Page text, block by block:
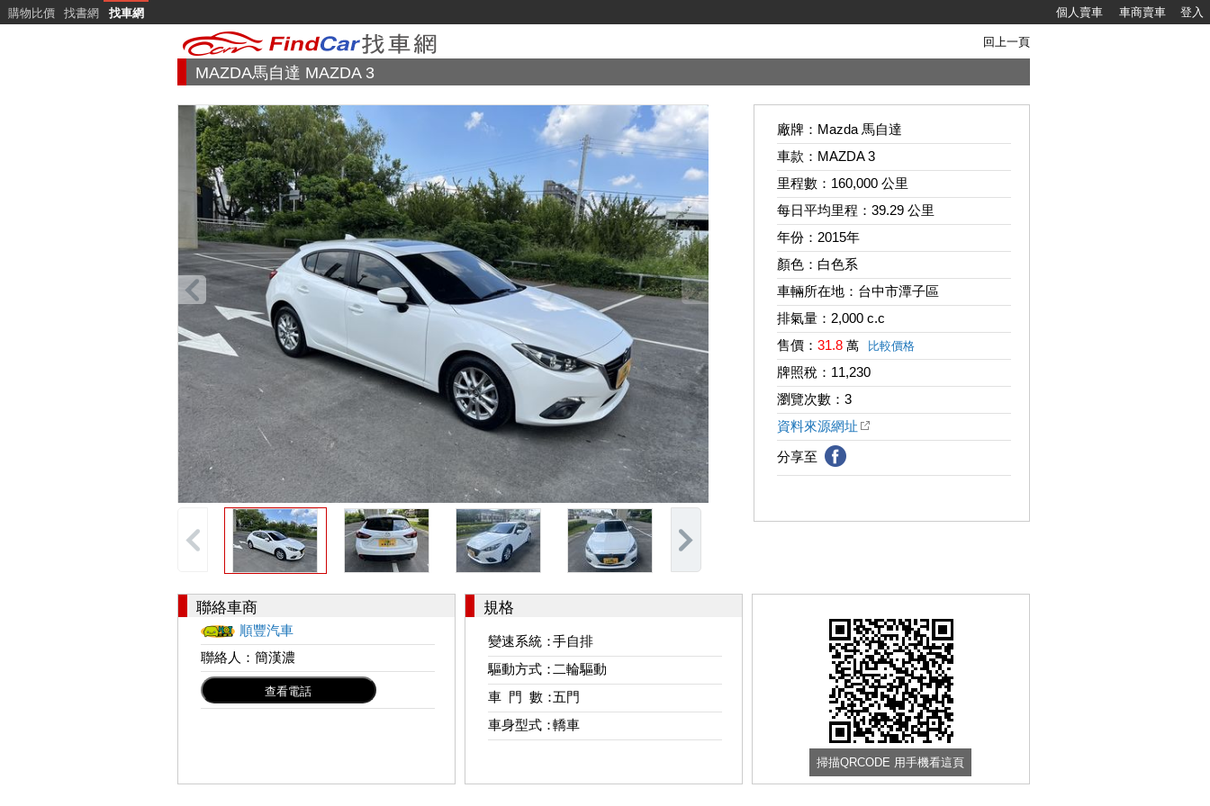
購物比價 找書網 找車網 個人賣車 車商賣車 登入
回上一頁
MAZDA馬自達 MAZDA 3
廠牌： Mazda 馬自達
車款： MAZDA 3
里程數： 160,000 公里
每日平均里程： 39.29 公里
年份： 2015年
顏色： 白色系
車輛所在地： 台中市潭子區
排氣量： 2,000 c.c
售價： 31.8 萬 比較價格
牌照稅： 11,230
瀏覽次數： 3
資料來源網址
分享至
聯絡車商
順豐汽車
聯絡人： 簡漢濃
規格
變速系統：手自排
驅動方式：二輪驅動
車 門 數：五門
車身型式：轎車
掃描QRCODE 用手機看這頁